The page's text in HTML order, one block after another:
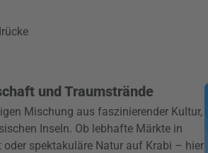
und Traumstrände
Mischung aus faszinierender Kultur,
Inseln. Ob lebhafte Märkte in
spektakuläre Natur auf Krabi – hier